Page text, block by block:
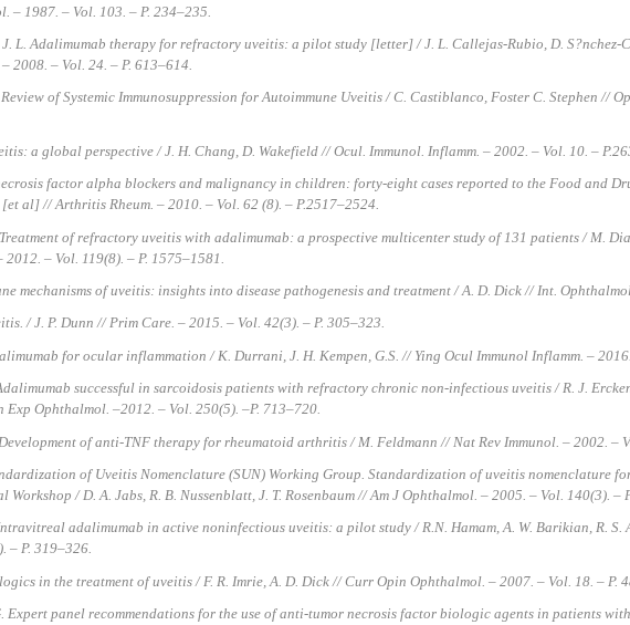
– 1987. – Vol. 103. – P. 234–235.
L. Adalimumab therapy for refractory uveitis: a pilot study [letter] / J. L. Callejas-Rubio, D. S?nchez-
2008. – Vol. 24. – P. 613–614.
of Systemic Immunosuppression for Autoimmune Uveitis / С. Castiblanco, Foster C. Stephen //
a global perspective / J. H. Chang, D. Wakefield // Ocul. Immunol. Inflamm. – 2002. – Vol. 10. –
factor alpha blockers and malignancy in children: forty-eight cases reported to the Food and
al] // Arthritis Rheum. – 2010. – Vol. 62 (8). – P.2517–2524.
of refractory uveitis with adalimumab: a prospective multicenter study of 131 patients / M.
– Vol. 119(8). – P. 1575–1581.
mechanisms of uveitis: insights into disease pathogenesis and treatment / A. D. Dick // Int.
/ J. P. Dunn // Prim Care. – 2015. – Vol. 42(3). – P. 305–323.
for ocular inflammation / K. Durrani, J. H. Kempen, G.S. // Ying Ocul Immunol Inflamm. – 2016.
successful in sarcoidosis patients with refractory chronic non-infectious uveitis / R. J.
Exp Ophthalmol. –2012. – Vol. 250(5). –P. 713–720.
of anti-TNF therapy for rheumatoid arthritis / M. Feldmann // Nat Rev Immunol. – 2002. –
of Uveitis Nomenclature (SUN) Working Group. Standardization of uveitis nomenclature
/ D. A. Jabs, R. B. Nussenblatt, J. T. Rosenbaum // Am J Ophthalmol. – 2005. – Vol. 140(3). –
adalimumab in active noninfectious uveitis: a pilot study / R.N. Hamam, A. W. Barikian, R.
– P. 319–326.
in the treatment of uveitis / F. R. Imrie, A. D. Dick // Curr Opin Ophthalmol. – 2007. – Vol. 18. – P.
Expert panel recommendations for the use of anti-tumor necrosis factor biologic agents in patients